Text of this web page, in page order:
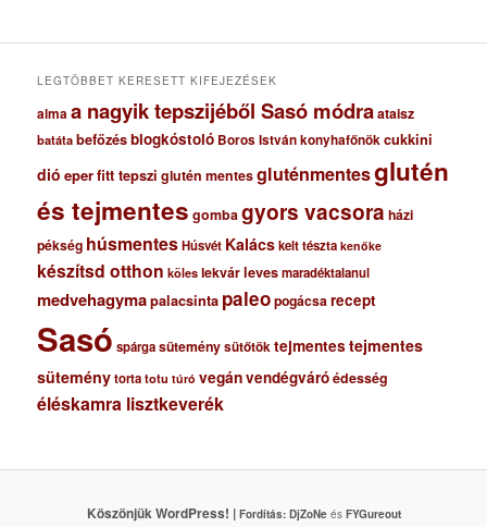
u
LEGTÖBBET KERESETT KIFEJEZÉSEK
almaa nagyik tepszijéből Sasó módraataisz
batáta befőzésblogkóstoló Boros István konyhafőnökcukkini
dió eperfitt tepszi glutén mentesgluténmentesglutén
és tejmentes gombagyors vacsora házi
pékség húsmentesHúsvét Kalácskelt tészta kenőke
készítsd otthon köles lekvárlevesmaradéktalanul
medvehagymapalacsinta paleopogácsarecept
Sasó spárgasüteménysütőtöktejmentestejmentes
süteménytorta totu túró vegánvendégváróédesség
éléskamra lisztkeverék
Köszönjük WordPress! | Fordítás: DjZoNeés FYGureout